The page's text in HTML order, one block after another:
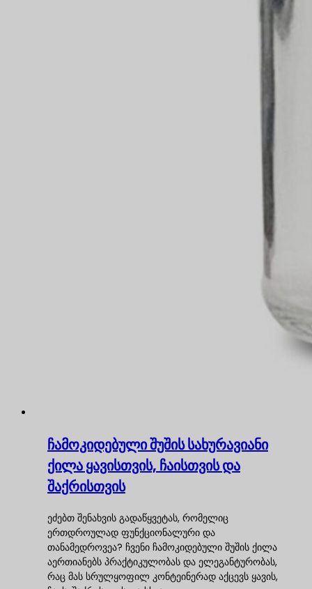
ჩამოკიდებული შუშის სახურავიანი
ქილა ყავისთვის, ჩაისთვის და
შაქრისთვის
ეძებთ შენახვის გადაწყვეტას, რომელიც
ერთდროულად ფუნქციონალური და
თანამედროვეა? ჩვენი ჩამოკიდებული შუშის ქილა
აერთიანებს პრაქტიკულობას და ელეგანტურობას,
რაც მას სრულყოფილ კონტეინერად აქცევს ყავის,